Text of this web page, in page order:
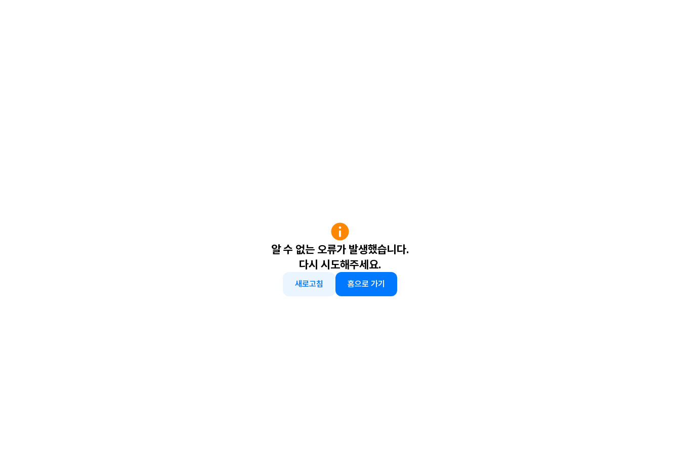
알 수 없는 오류가 발생했습니다.
다시 시도해주세요.
새로고침 홈으로 가기